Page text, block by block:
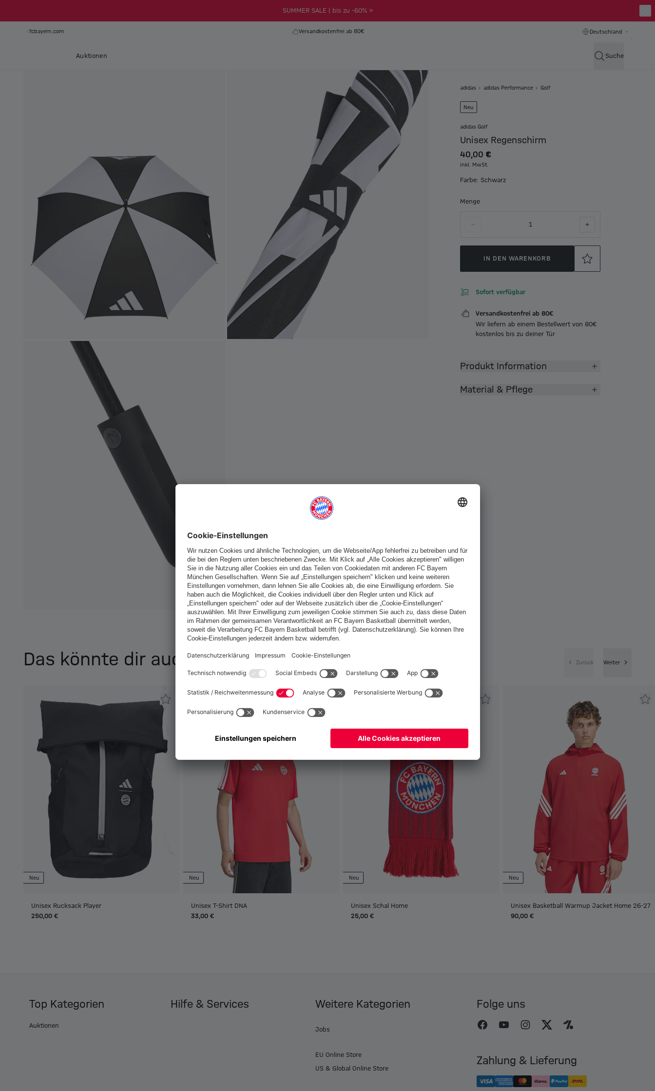
SUMMER SALE | bis zu -60% >
fcbayern.com Versandkostenfrei ab 80€ Deutschland
Auktionen Suche
adidas adidas Performance Golf
Neu
adidas Golf
Unisex Regenschirm
40,00 €
inkl. MwSt.
Farbe: Schwarz
Menge
1
IN DEN WARENKORB
Sofort verfügbar
Versandkostenfrei ab 80€
Wir liefern ab einem Bestellwert von 80€
kostenlos bis zu deiner Tür
Produkt Information
Material & Pflege
Das könnte dir auch gefallen Zurück Weiter
Neu
Unisex Rucksack Player
250,00 €
Neu
Unisex T-Shirt DNA
33,00 €
Neu
Unisex Schal Home
25,00 €
Neu
Unisex Basketball Warmup Jacket Home 26-27
90,00 €
Top Kategorien
Auktionen
Hilfe & Services Weitere Kategorien
Jobs
EU Online Store
US & Global Online Store
Folge uns
Zahlung & Lieferung
Möchtest du im StoreDeutschlandbleiben?
Ja,Deutschland, um dorthin zu liefern!